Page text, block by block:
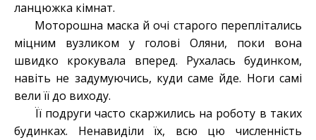
ланцюжка кімнат.
Моторошна маска й очі старого переплітались
міцним вузликом у голові Оляни, поки вона
швидко крокувала вперед. Рухалась будинком,
навіть не задумуючись, куди саме йде. Ноги самі
вели її до виходу.
Її подруги часто скаржились на роботу в таких
будинках. Ненавиділи їх, всю цю численність